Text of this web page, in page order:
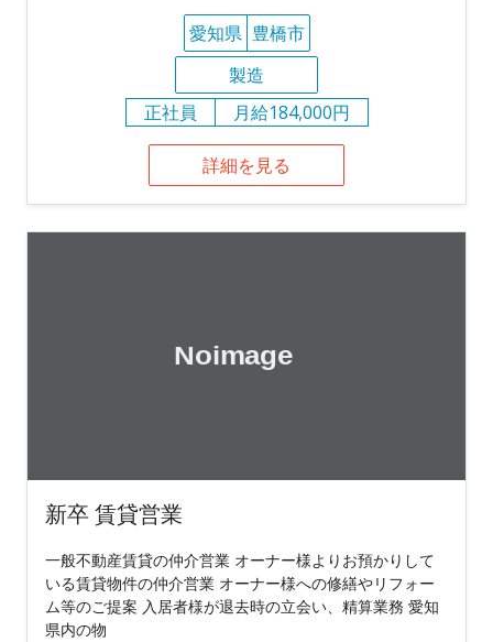
愛知県 豊橋市
製造
正社員
月給184,000円
詳細を見る
新卒 賃貸営業
一般不動産賃貸の仲介営業 オーナー様よりお預かりして
いる賃貸物件の仲介営業 オーナー様への修繕やリフォー
ム等のご提案 入居者様が退去時の立会い、精算業務 愛知
県内の物